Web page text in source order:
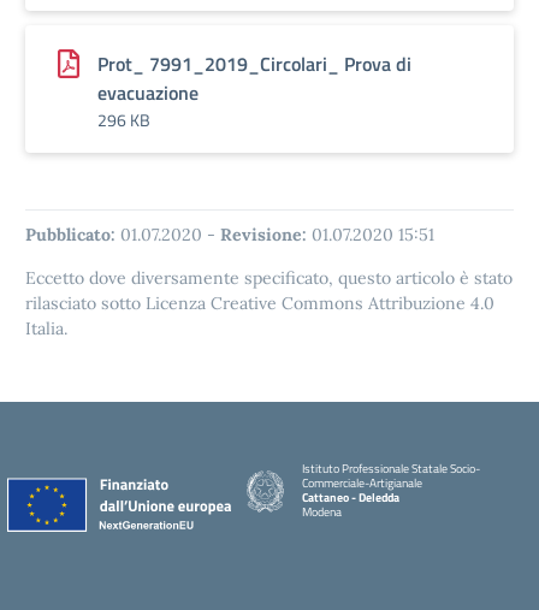
Prot_ 7991_2019_Circolari_ Prova di
evacuazione
296 KB
Pubblicato: 01.07.2020 - Revisione: 01.07.2020 15:51
Eccetto dove diversamente specificato, questo articolo è stato
rilasciato sotto Licenza Creative Commons Attribuzione 4.0
Italia.
Istituto Professionale Statale Socio-
Commerciale-Artigianale
Cattaneo - Deledda
Modena